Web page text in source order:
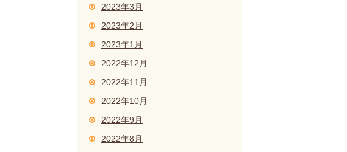
2023年3月
2023年2月
2023年1月
2022年12月
2022年11月
2022年10月
2022年9月
2022年8月